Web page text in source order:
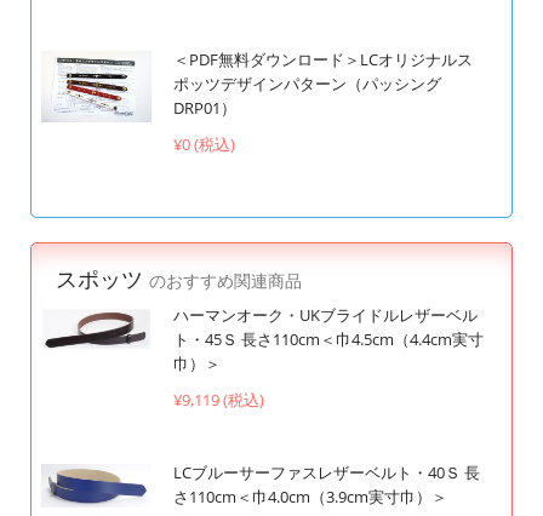
＜PDF無料ダウンロード＞LCオリジナルス
ポッツデザインパターン（パッシング
DRP01）
¥0 (税込)
スポッツ のおすすめ関連商品
ハーマンオーク・UKブライドルレザーベル
ト・45Ｓ 長さ110cm＜巾4.5cm（4.4cm実寸
巾）＞
¥9,119 (税込)
LCブルーサーファスレザーベルト・40Ｓ 長
さ110cm＜巾4.0cm（3.9cm実寸巾）＞